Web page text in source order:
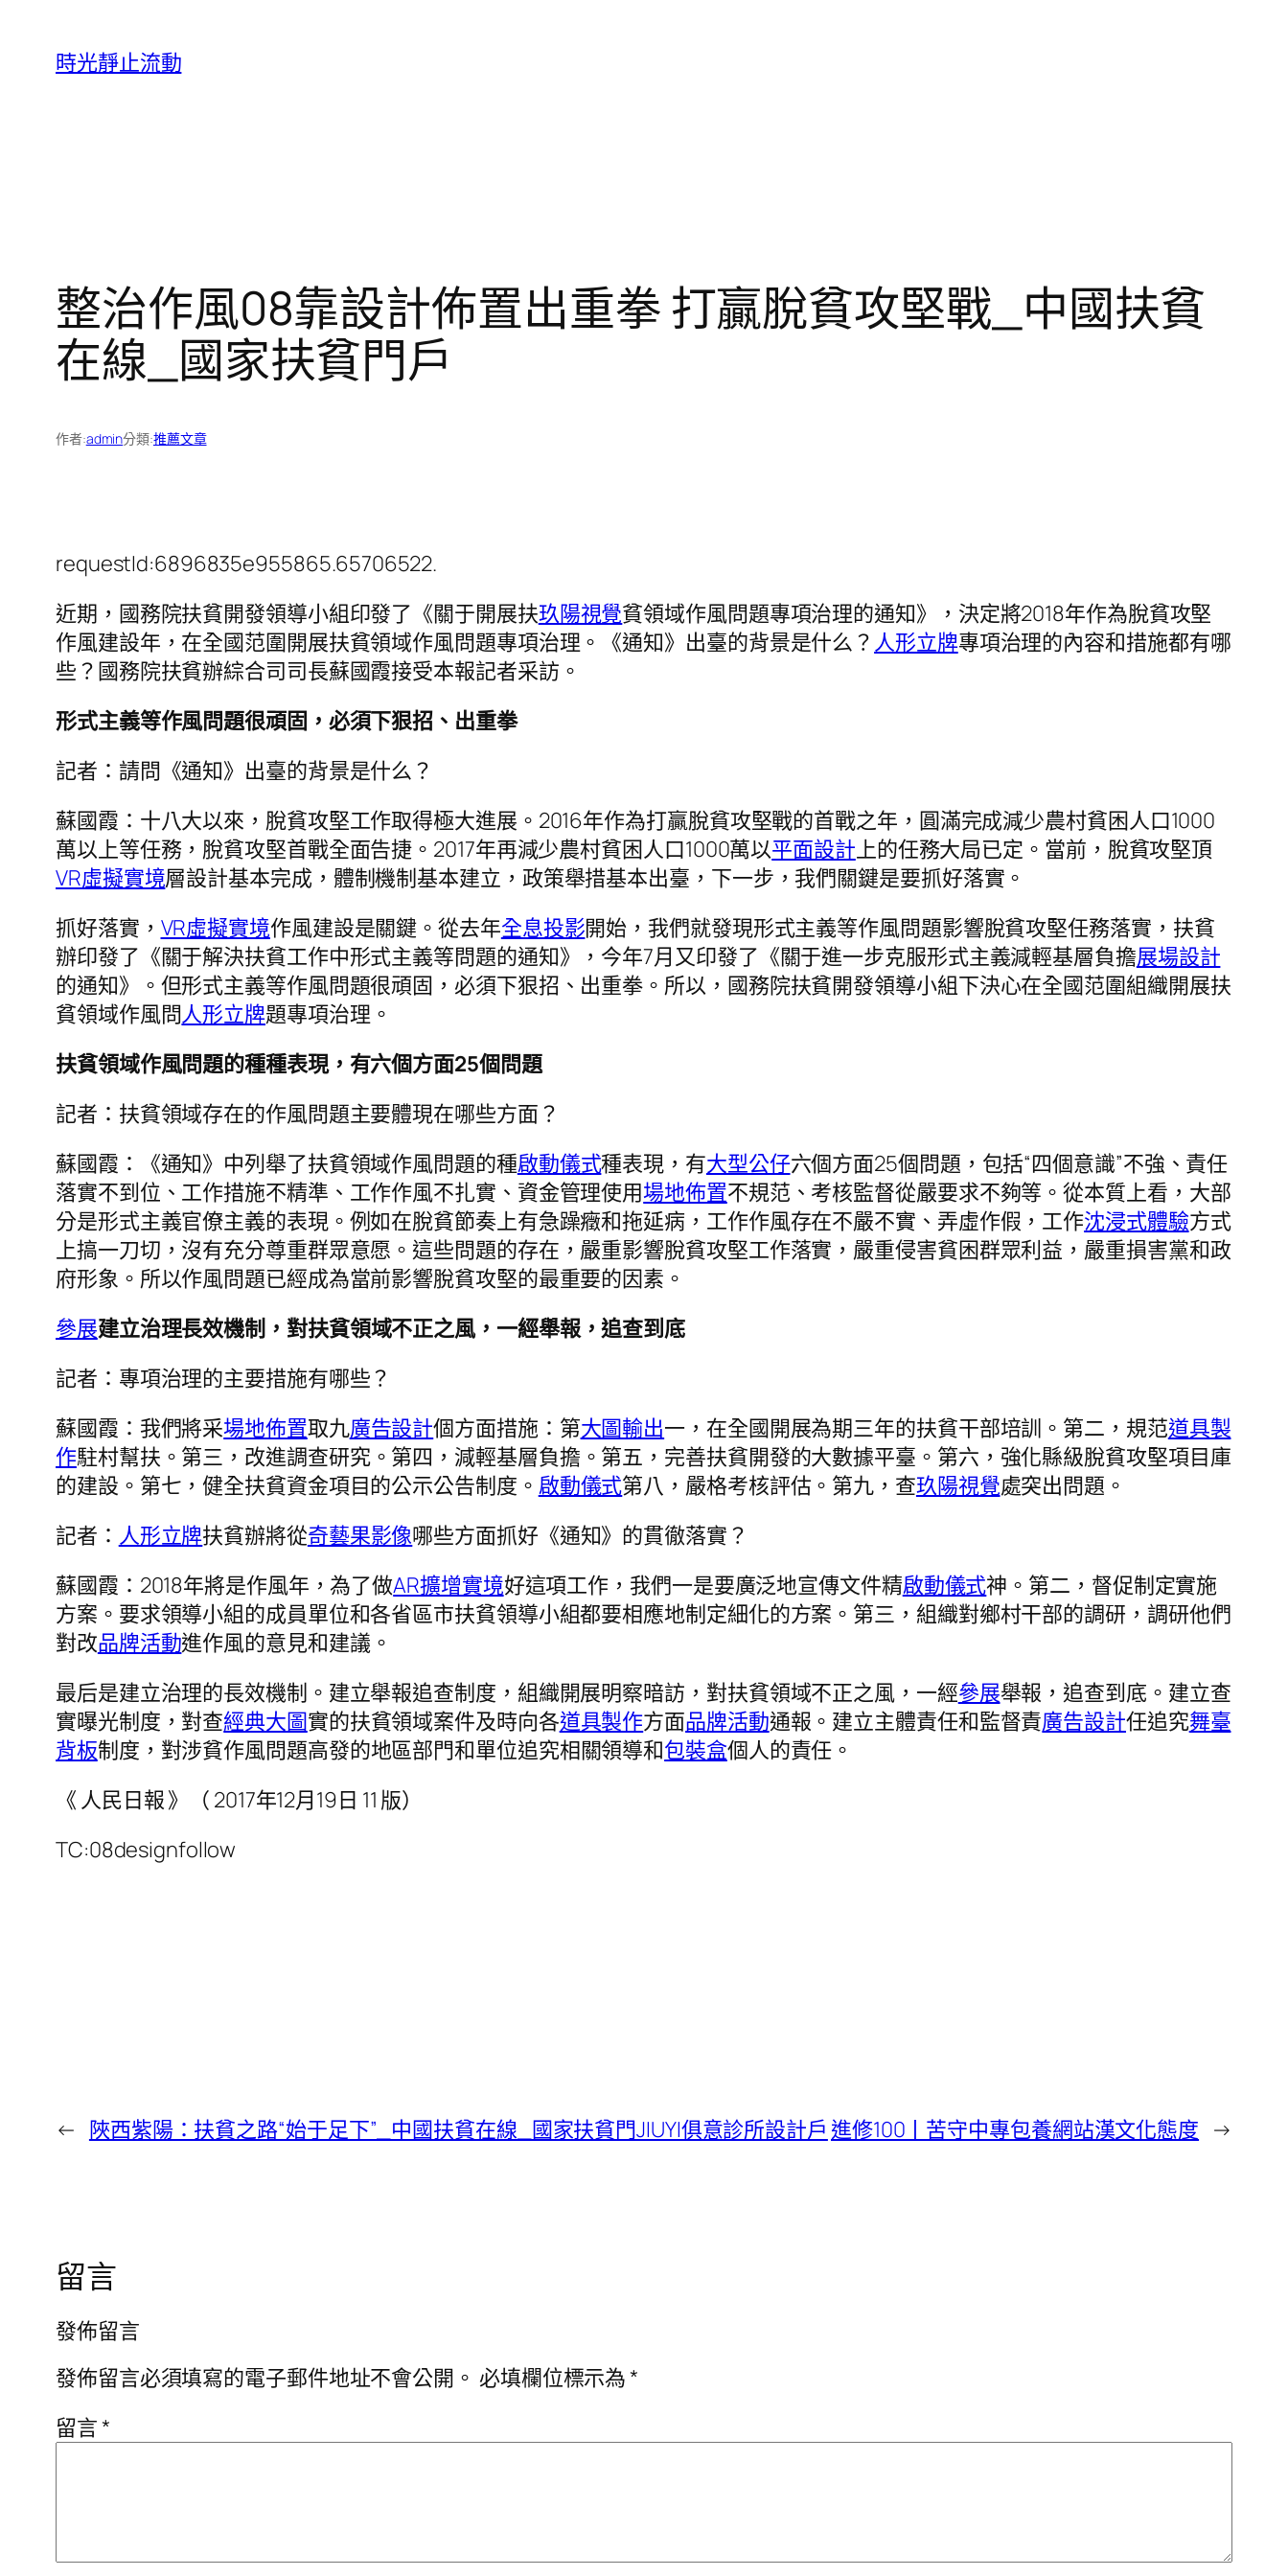
時光靜止流動
整治作風08靠設計佈置出重拳 打贏脫貧攻堅戰_中國扶貧
在線_國家扶貧門戶
作者:admin分類:推薦文章
requestId:6896835e955865.65706522.
近期，國務院扶貧開發領導小組印發了《關于開展扶玖陽視覺貧領域作風問題專項治理的通知》，決定將2018年作為脫貧攻堅
作風建設年，在全國范圍開展扶貧領域作風問題專項治理。《通知》出臺的背景是什么？ 人形立牌專項治理的內容和措施都有哪
些？國務院扶貧辦綜合司司長蘇國霞接受本報記者采訪。
形式主義等作風問題很頑固，必須下狠招、出重拳
記者：請問《通知》出臺的背景是什么？
蘇國霞：十八大以來，脫貧攻堅工作取得極大進展。2016年作為打贏脫貧攻堅戰的首戰之年，圓滿完成減少農村貧困人口1000
萬以上等任務，脫貧攻堅首戰全面告捷。2017年再減少農村貧困人口1000萬以平面設計上的任務大局已定。當前，脫貧攻堅頂
VR虛擬實境層設計基本完成，體制機制基本建立，政策舉措基本出臺，下一步，我們關鍵是要抓好落實。
抓好落實， VR虛擬實境作風建設是關鍵。從去年全息投影開始，我們就發現形式主義等作風問題影響脫貧攻堅任務落實，扶貧
辦印發了《關于解決扶貧工作中形式主義等問題的通知》，今年7月又印發了《關于進一步克服形式主義減輕基層負擔展場設計
的通知》。但形式主義等作風問題很頑固，必須下狠招、出重拳。所以，國務院扶貧開發領導小組下決心在全國范圍組織開展扶
貧領域作風問人形立牌題專項治理。
扶貧領域作風問題的種種表現，有六個方面25個問題
記者：扶貧領域存在的作風問題主要體現在哪些方面？
蘇國霞：《通知》中列舉了扶貧領域作風問題的種啟動儀式種表現，有大型公仔六個方面25個問題，包括“四個意識”不強、責任
落實不到位、工作措施不精準、工作作風不扎實、資金管理使用場地佈置不規范、考核監督從嚴要求不夠等。從本質上看，大部
分是形式主義官僚主義的表現。例如在脫貧節奏上有急躁癥和拖延病，工作作風存在不嚴不實、弄虛作假，工作沈浸式體驗方式
上搞一刀切，沒有充分尊重群眾意愿。這些問題的存在，嚴重影響脫貧攻堅工作落實，嚴重侵害貧困群眾利益，嚴重損害黨和政
府形象。所以作風問題已經成為當前影響脫貧攻堅的最重要的因素。
參展建立治理長效機制，對扶貧領域不正之風，一經舉報，追查到底
記者：專項治理的主要措施有哪些？
蘇國霞：我們將采場地佈置取九廣告設計個方面措施：第大圖輸出一，在全國開展為期三年的扶貧干部培訓。第二，規范道具製
作駐村幫扶。第三，改進調查研究。第四，減輕基層負擔。第五，完善扶貧開發的大數據平臺。第六，強化縣級脫貧攻堅項目庫
的建設。第七，健全扶貧資金項目的公示公告制度。 啟動儀式第八，嚴格考核評估。第九，查玖陽視覺處突出問題。
記者： 人形立牌扶貧辦將從奇藝果影像哪些方面抓好《通知》的貫徹落實？
蘇國霞：2018年將是作風年，為了做AR擴增實境好這項工作，我們一是要廣泛地宣傳文件精啟動儀式神。第二，督促制定實施
方案。要求領導小組的成員單位和各省區市扶貧領導小組都要相應地制定細化的方案。第三，組織對鄉村干部的調研，調研他們
對改品牌活動進作風的意見和建議。
最后是建立治理的長效機制。建立舉報追查制度，組織開展明察暗訪，對扶貧領域不正之風，一經參展舉報，追查到底。建立查
實曝光制度，對查經典大圖實的扶貧領域案件及時向各道具製作方面品牌活動通報。建立主體責任和監督責廣告設計任追究舞臺
背板制度，對涉貧作風問題高發的地區部門和單位追究相關領導和包裝盒個人的責任。
《 人民日報 》（ 2017年12月19日 11 版）
TC:08designfollow
← 陜西紫陽：扶貧之路“始于足下”_中國扶貧在線_國家扶貧門JIUYI俱意診所設計戶 進修100丨苦守中專包養網站漢文化態度 →
留言
發佈留言
發佈留言必須填寫的電子郵件地址不會公開。 必填欄位標示為*
留言*